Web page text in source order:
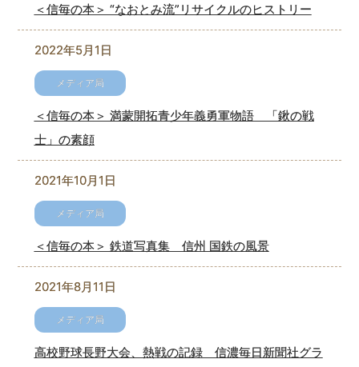
＜信毎の本＞ “なおとみ流”リサイクルのヒストリー
2022年5月1日
＜信毎の本＞ 満蒙開拓青少年義勇軍物語 「鍬の戦
士」の素顔
2021年10月1日
＜信毎の本＞ 鉄道写真集 信州 国鉄の風景
2021年8月11日
高校野球長野大会、熱戦の記録 信濃毎日新聞社グラ